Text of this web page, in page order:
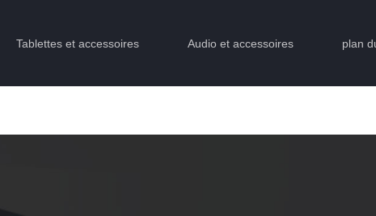
Tablettes et accessoires Audio et accessoires plan